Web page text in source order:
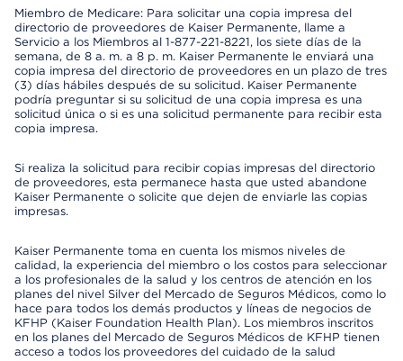
Miembro de Medicare: Para solicitar una copia impresa del
directorio de proveedores de Kaiser Permanente, llame a
Servicio a los Miembros al 1-877-221-8221, los siete días de la
semana, de 8 a. m. a 8 p. m. Kaiser Permanente le enviará una
copia impresa del directorio de proveedores en un plazo de tres
(3) días hábiles después de su solicitud. Kaiser Permanente
podría preguntar si su solicitud de una copia impresa es una
solicitud única o si es una solicitud permanente para recibir esta
copia impresa.
Si realiza la solicitud para recibir copias impresas del directorio
de proveedores, esta permanece hasta que usted abandone
Kaiser Permanente o solicite que dejen de enviarle las copias
impresas.
Kaiser Permanente toma en cuenta los mismos niveles de
calidad, la experiencia del miembro o los costos para seleccionar
a los profesionales de la salud y los centros de atención en los
planes del nivel Silver del Mercado de Seguros Médicos, como lo
hace para todos los demás productos y líneas de negocios de
KFHP (Kaiser Foundation Health Plan). Los miembros inscritos
en los planes del Mercado de Seguros Médicos de KFHP tienen
acceso a todos los proveedores del cuidado de la salud